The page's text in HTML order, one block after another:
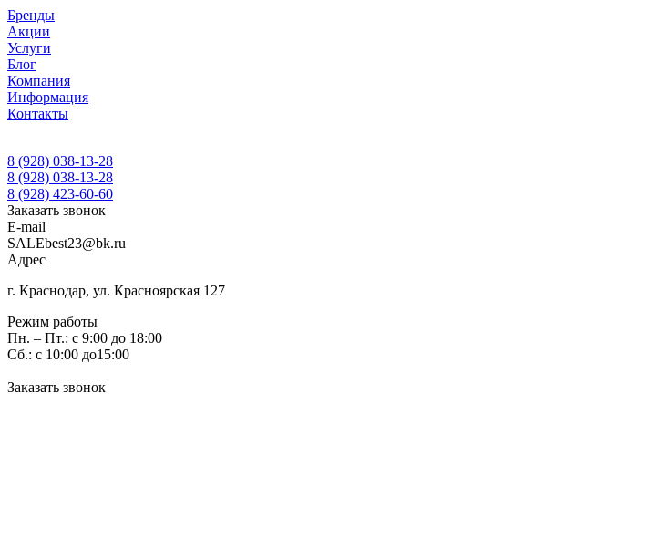
Бренды
Акции
Услуги
Блог
Компания
Информация
Контакты
8 (928) 038-13-28
8 (928) 038-13-28
8 (928) 423-60-60
Заказать звонок
E-mail
SALEbest23@bk.ru
Адрес
г. Краснодар, ул. Красноярская 127
Режим работы
Пн. – Пт.: с 9:00 до 18:00
Сб.: с 10:00 до15:00
Заказать звонок